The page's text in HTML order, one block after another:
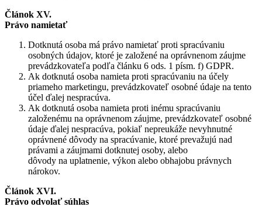
Článok XV.
Právo namietať
Dotknutá osoba má právo namietať proti spracúvaniu
osobných údajov, ktoré je založené na oprávnenom záujme
prevádzkovateľa podľa článku 6 ods. 1 písm. f) GDPR.
Ak dotknutá osoba namieta proti spracúvaniu na účely
priameho marketingu, prevádzkovateľ osobné údaje na tento
účel ďalej nespracúva.
Ak dotknutá osoba namieta proti inému spracúvaniu
založenému na oprávnenom záujme, prevádzkovateľ osobné
údaje ďalej nespracúva, pokiaľ nepreukáže nevyhnutné
oprávnené dôvody na spracúvanie, ktoré prevažujú nad
právami a záujmami dotknutej osoby, alebo
dôvody na uplatnenie, výkon alebo obhajobu právnych
nárokov.
Článok XVI.
Právo odvolať súhlas